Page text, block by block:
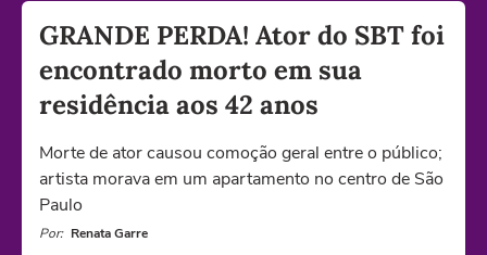
GRANDE PERDA! Ator do SBT foi
encontrado morto em sua
residência aos 42 anos
Morte de ator causou comoção geral entre o público;
artista morava em um apartamento no centro de São
Paulo
Por: Renata Garre